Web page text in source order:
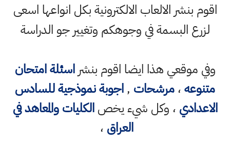
اقوم بنشر الالعاب الالكترونية بكل انواعها اسعى
لزرع البسمة في وجوهكم وتغيير جو الدراسة
وفي موقعي هذا ايضا اقوم بنشراسئلة امتحان
متنوعه،مرشحات ,اجوبة نموذجية للسادس
الاعدادي ، وكل شيء يخصالكليات والمعاهد في
العراق ،